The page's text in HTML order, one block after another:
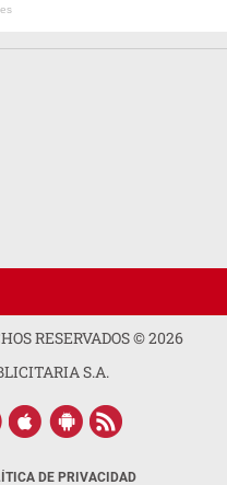
RESERVADOS ©2026
S.A.
DE PRIVACIDAD